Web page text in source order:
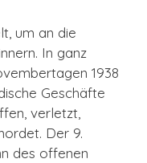
um an die
In ganz
1938
Geschäfte
verletzt,
Der 9.
des offenen